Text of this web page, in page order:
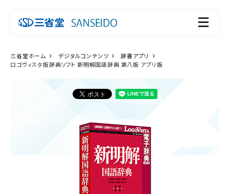
三省堂ホーム デジタルコンテンツ
辞書アプリ
ロゴヴィスタ版辞典ソフト 新明解国語辞典 第八版 アプリ版